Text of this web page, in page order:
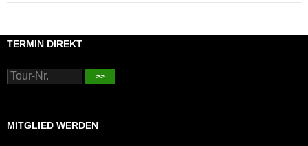
TERMIN DIREKT
>>
MITGLIED WERDEN